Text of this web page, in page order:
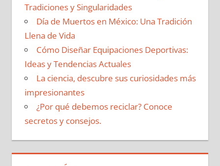
Tradiciones y Singularidades
Día de Muertos en México: Una Tradición
Llena de Vida
Cómo Diseñar Equipaciones Deportivas:
Ideas y Tendencias Actuales
La ciencia, descubre sus curiosidades más
impresionantes
¿Por qué debemos reciclar? Conoce
secretos y consejos.